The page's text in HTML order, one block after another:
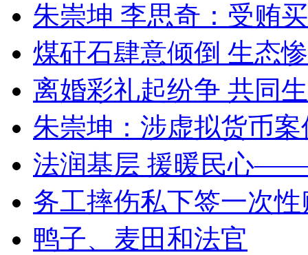
朱崇坤 李思奇：受贿
煤矸石肆意倾倒 生态
离婚彩礼起纷争 共同
朱崇坤：涉虚拟货币
法润基层 援暖民心
务工摔伤私下签一次
鸭子、麦田和法官